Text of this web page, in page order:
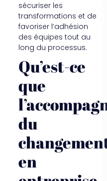
sécuriser les
transformations et de
favoriser l’adhésion
des équipes tout au
long du processus.
Qu’est-ce
que
du
en